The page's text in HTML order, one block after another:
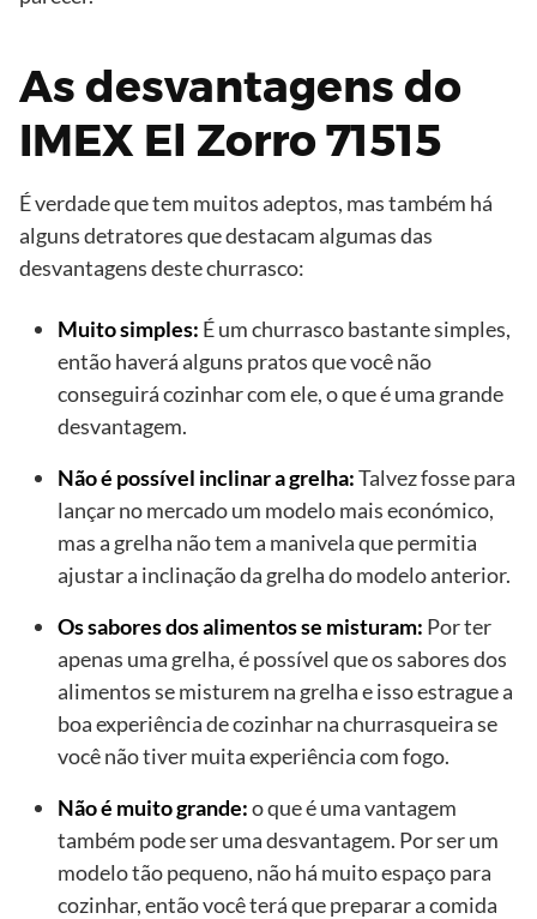
As desvantagens do
IMEX El Zorro 71515
É verdade que tem muitos adeptos, mas também há
alguns detratores que destacam algumas das
desvantagens deste churrasco:
Muito simples: É um churrasco bastante simples,
então haverá alguns pratos que você não
conseguirá cozinhar com ele, o que é uma grande
desvantagem.
Não é possível inclinar a grelha:Talvez fosse para
lançar no mercado um modelo mais económico,
mas a grelha não tem a manivela que permitia
ajustar a inclinação da grelha do modelo anterior.
Os sabores dos alimentos se misturam: Por ter
apenas uma grelha, é possível que os sabores dos
alimentos se misturem na grelha e isso estrague a
boa experiência de cozinhar na churrasqueira se
você não tiver muita experiência com fogo.
Não é muito grande:o que é uma vantagem
também pode ser uma desvantagem. Por ser um
modelo tão pequeno, não há muito espaço para
cozinhar, então você terá que preparar a comida